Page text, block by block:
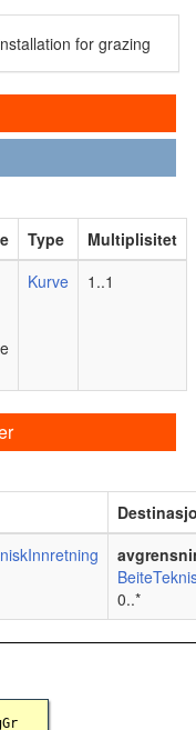
for grazing
Type
Multiplisitet
Kurve 1..1
0..*